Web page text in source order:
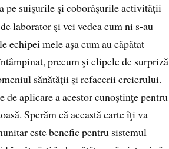
pe suişurile şi coborâşurile ac­tivităţii
laborator şi vei vedea cum ni s‑au
echipei mele aşa cum au căpătat
precum şi clipele de surpriză
sănătăţii şi refacerii creierului.
apli­care a acestor cunoştinţe pentru
Sperăm că această carte îţi va
este benefic pentru sistemul